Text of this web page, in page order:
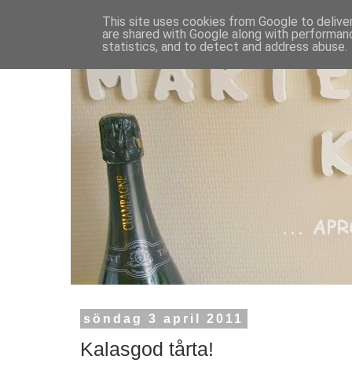
söndag 3 april 2011
Kalasgod tårta!
This site uses cookies from Google to
are shared with Google along with
statistics, and to detect and address abuse.